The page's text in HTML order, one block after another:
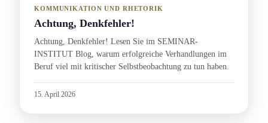
KOMMUNIKATION UND RHETORIK
Achtung, Denkfehler!
Achtung, Denkfehler! Lesen Sie im SEMINAR-
INSTITUT Blog, warum erfolgreiche Verhandlung­en im
Beruf viel mit kritischer Selbstbeobachtung zu tun haben.
15. April 2026